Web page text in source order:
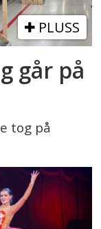
PLUSS
går på
tog på